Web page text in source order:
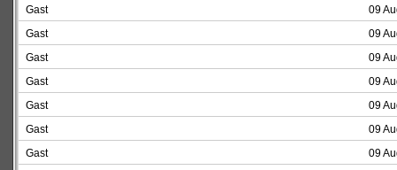
Gast
09
Gast
09
Gast
09
Gast
09
Gast
09
Gast
09
Gast
09